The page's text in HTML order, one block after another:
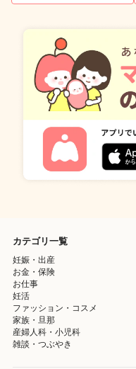
カテゴリ一覧
妊娠・出産
お金・保険
お仕事
妊活
ファッション・コスメ
家族・旦那
産婦人科・小児科
雑談・つぶやき